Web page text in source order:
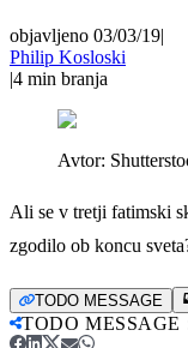
objavljeno 03/03/19|
Philip Kosloski
|4 min branja
Avtor:
Ali se v tretji fatimski
zgodilo ob koncu
TODO MESSAGE
TODO MESSAGE